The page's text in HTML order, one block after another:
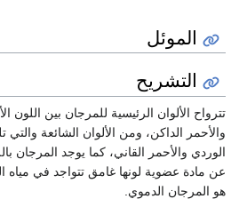
الموئل
التشريح
تترواح الألوان الرئيسية للمرجان بين اللون
والأحمر الداكن، ومن الألوان الشائعة والتي
الوردي والأحمر القاني، كما يوجد المرجان
عن مادة عضوية لونها غامق تتواجد في مياه
هو المرجان الدموي.